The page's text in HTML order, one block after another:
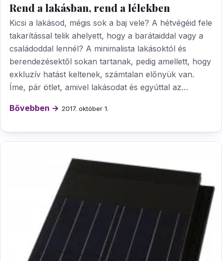
Rend a lakásban, rend a lélekben
Kicsi a lakásod, mégis sok a baj vele? A hétvégéid fele
takarítással telik ahelyett, hogy a barátaiddal vagy a
családoddal lennél? A minimalista lakásoktól és
berendezésektől sokan tartanak, pedig amellett, hogy
exkluzív hatást keltenek, számtalan előnyük van.
Íme, pár ötlet, amivel lakásodat és egyúttal az…
Bővebben → 2017. október 1.